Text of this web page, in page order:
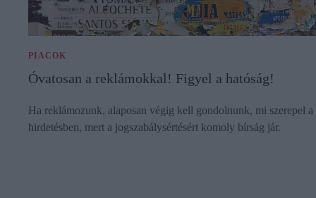
PIACOK
Óvatosan a reklámokkal! Figyel a hatóság!
Ha reklámozunk, alaposan végig kell gondolnunk, mi szerepel a
hirdetésben, mert a jogszabálysértésért komoly bírság jár.